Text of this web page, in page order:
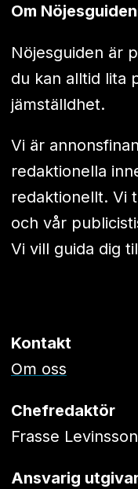
Om Nöjesguiden
Nöjesguiden är
du kan alltid lita
jämställdhet.
Vi är
redaktionella
redaktionellt. Vi
och vår
Vi vill guida dig
Kontakt
Om oss
Chefredaktör
Frasse Levinsson
Ansvarig